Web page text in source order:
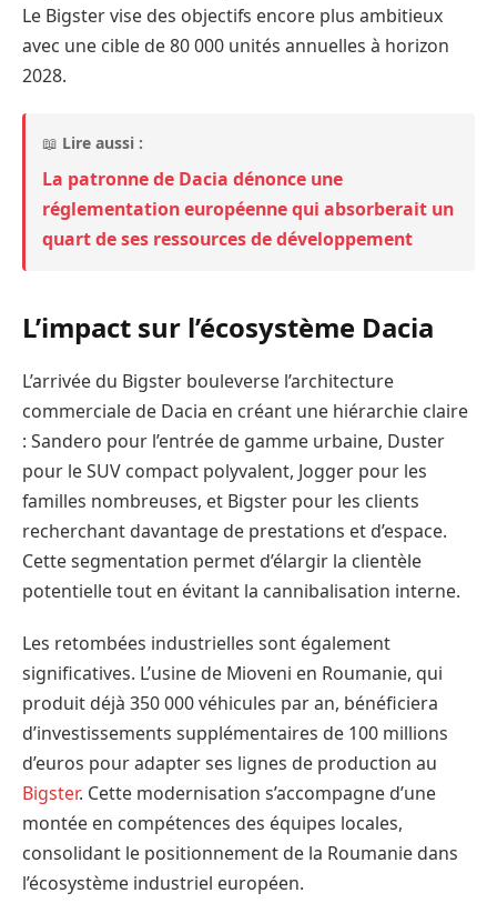
Le Bigster vise des objectifs encore plus ambitieux
avec une cible de 80 000 unités annuelles à horizon
2028.
📖 Lire aussi :
La patronne de Dacia dénonce une
réglementation européenne qui absorberait un
quart de ses ressources de développement
L’impact sur l’écosystème Dacia
L’arrivée du Bigster bouleverse l’architecture
commerciale de Dacia en créant une hiérarchie claire
: Sandero pour l’entrée de gamme urbaine, Duster
pour le SUV compact polyvalent, Jogger pour les
familles nombreuses, et Bigster pour les clients
recherchant davantage de prestations et d’espace.
Cette segmentation permet d’élargir la clientèle
potentielle tout en évitant la cannibalisation interne.
Les retombées industrielles sont également
significatives. L’usine de Mioveni en Roumanie, qui
produit déjà 350 000 véhicules par an, bénéficiera
d’investissements supplémentaires de 100 millions
d’euros pour adapter ses lignes de production au
Bigster. Cette modernisation s’accompagne d’une
montée en compétences des équipes locales,
consolidant le positionnement de la Roumanie dans
l’écosystème industriel européen.